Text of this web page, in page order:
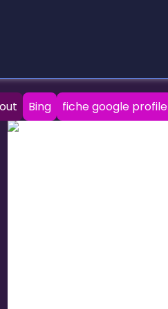
Bing fiche google profile